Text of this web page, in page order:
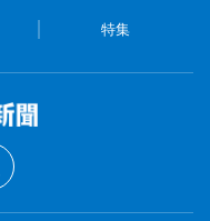
特集